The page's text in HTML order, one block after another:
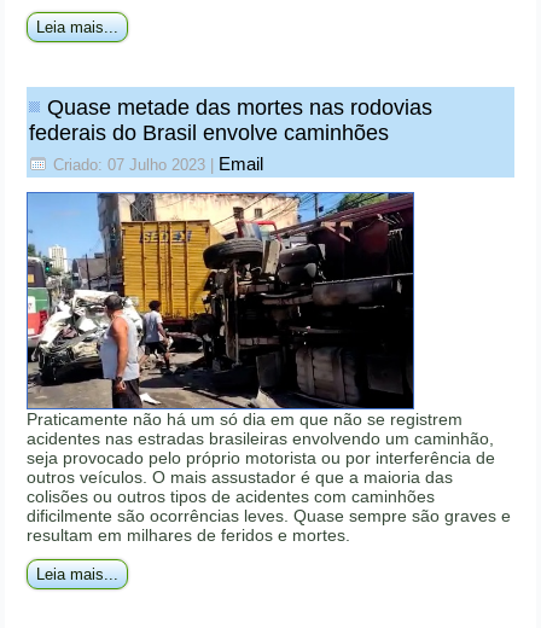
Leia mais...
Quase metade das mortes nas rodovias
federais do Brasil envolve caminhões
Criado: 07 Julho 2023 Email
Praticamente não há um só dia em que não se registrem
acidentes nas estradas brasileiras envolvendo um caminhão,
seja provocado pelo próprio motorista ou por interferência de
outros veículos. O mais assustador é que a maioria das
colisões ou outros tipos de acidentes com caminhões
dificilmente são ocorrências leves. Quase sempre são graves e
resultam em milhares de feridos e mortes.
Leia mais...